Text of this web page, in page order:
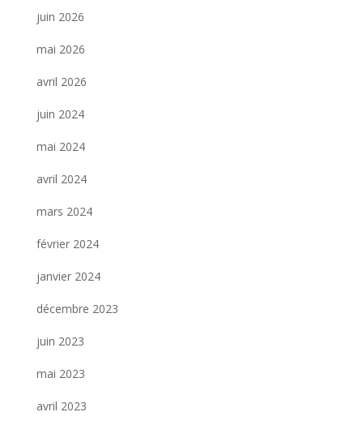
juin 2026
mai 2026
avril 2026
juin 2024
mai 2024
avril 2024
mars 2024
février 2024
janvier 2024
décembre 2023
juin 2023
mai 2023
avril 2023